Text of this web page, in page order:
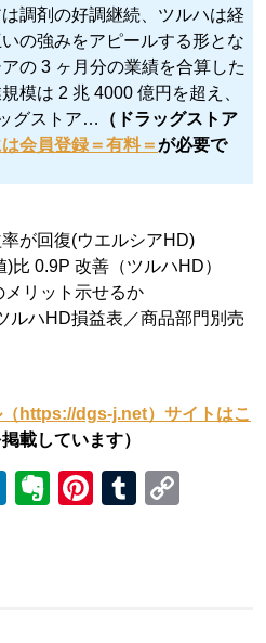
調剤の好調継続、ツルハは経
の強みをアピールする形とな
の 3 ヶ月分の業績を合算した
模は 2 兆 4000 億円を超え、
グストア…
（ドラッグストア
会員登録＝有料＝が必要で
が回復(ウエルシアHD)
比 0.9P 改善（ツルハHD）
メリット示せるか
ルハHD損益表／商品部門別売
（https://dgs-j.net）サイトはこ
載しています）
LinkedIn
Evernote
Pinterest
Tumblr